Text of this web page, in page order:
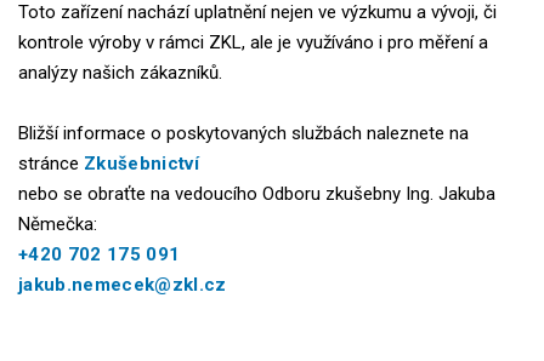
Toto zařízení nachází uplatnění nejen ve výzkumu a vývoji, či
kontrole výroby v rámci ZKL, ale je využíváno i pro měření a
analýzy našich zákazníků.
Bližší informace o poskytovaných službách naleznete na
stránce Zkušebnictví
nebo se obraťte na vedoucího Odboru zkušebny Ing. Jakuba
Němečka:
+420 702 175 091
jakub.nemecek@zkl.cz